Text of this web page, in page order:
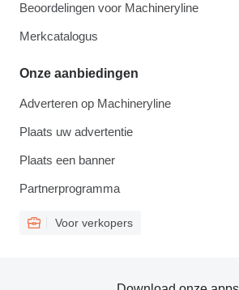
Beoordelingen voor Machineryline
Merkcatalogus
Onze aanbiedingen
Adverteren op Machineryline
Plaats uw advertentie
Plaats een banner
Partnerprogramma
Voor verkopers